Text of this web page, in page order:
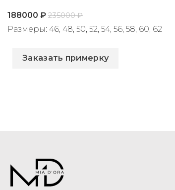
188000 ₽ 235000₽
Размеры: 46, 48, 50, 52, 54, 56, 58, 60, 62
Заказать примерку